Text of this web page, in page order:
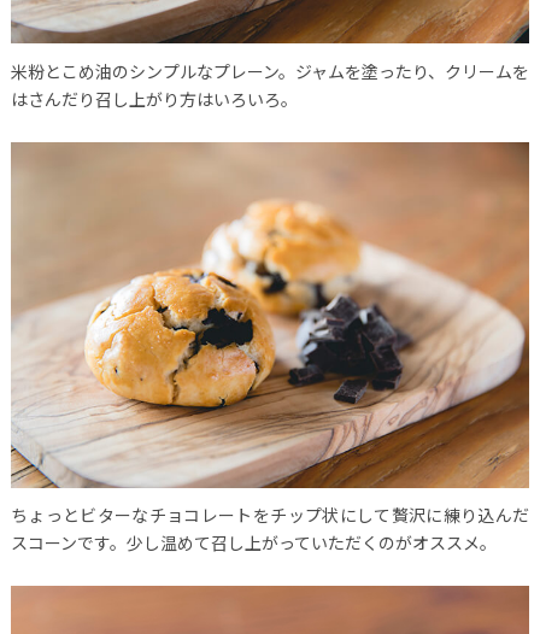
米粉とこめ油のシンプルなプレーン。ジャムを塗ったり、クリームを
はさんだり召し上がり方はいろいろ。
ちょっとビターなチョコレートをチップ状にして贅沢に練り込んだ
スコーンです。少し温めて召し上がっていただくのがオススメ。